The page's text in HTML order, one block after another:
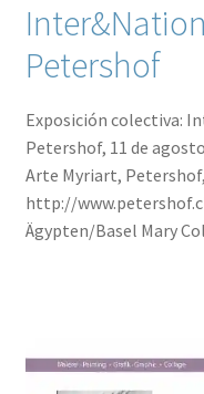
Petershof
Exposición colectiva:
Petershof, 11 de
Arte Myriart,
http://
Ägypten/Basel Mary